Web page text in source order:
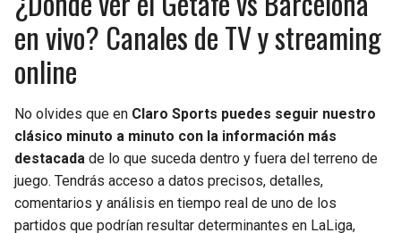
en vivo? Canales de TV y streaming
online
No olvides que en Claro Sports puedes seguir nuestro
clásico minuto a minuto con la información más
destacada de lo que suceda dentro y fuera del terreno de
juego. Tendrás acceso a datos precisos, detalles,
comentarios y análisis en tiempo real de uno de los
partidos que podrían resultar determinantes en LaLiga,